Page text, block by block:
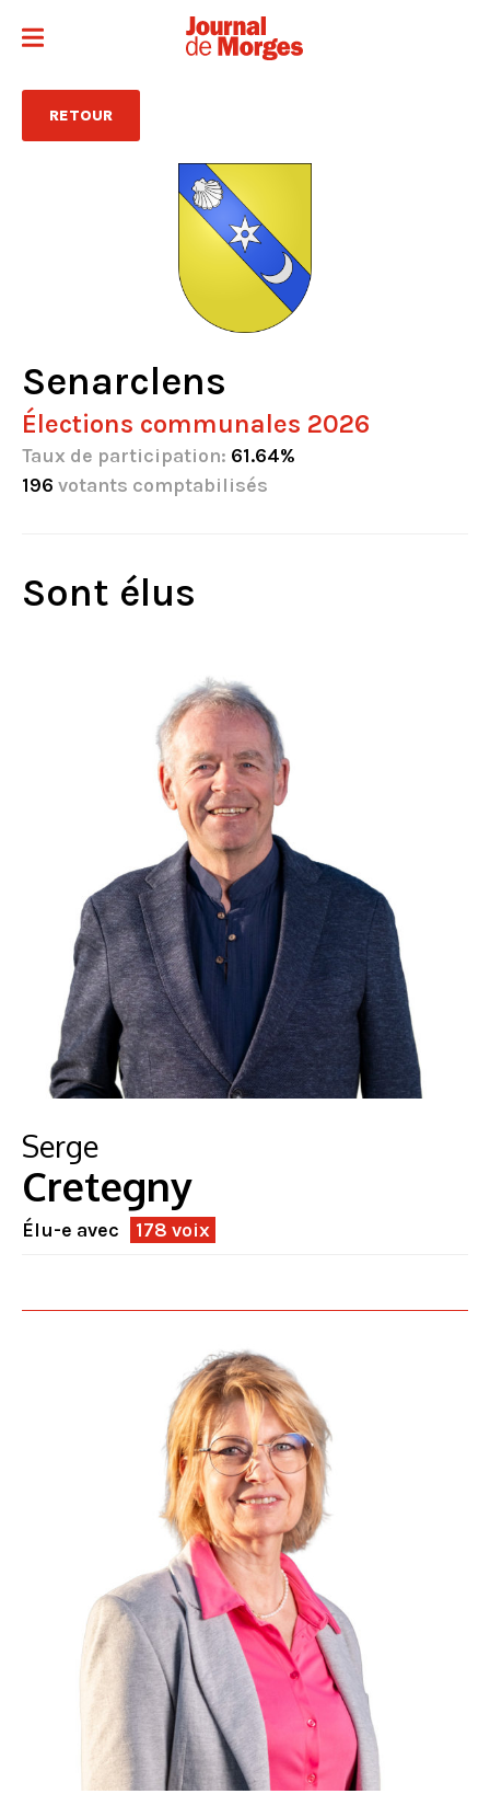
RETOUR
Senarclens
Élections communales 2026
Taux de participation: 61.64%
196 votants comptabilisés
Sont élus
Serge
Cretegny
Élu-e avec 178 voix